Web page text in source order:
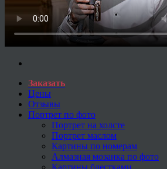
Заказать
Цены
Отзывы
Портрет по фото
Портрет на холсте
Портрет маслом
Картины по номерам
Алмазная мозаика по фото
Картины блестками